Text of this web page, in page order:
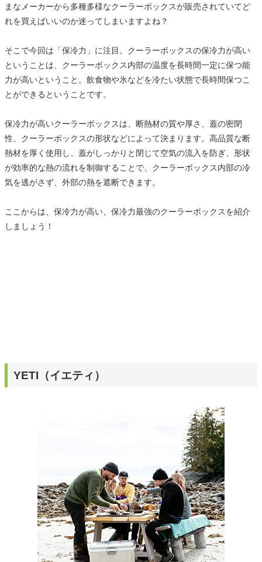
まなメーカーから多種多様なクーラーボックスが販売されていてど
れを買えばいいのか迷ってしまいますよね？
そこで今回は「保冷力」に注目。クーラーボックスの保冷力が高い
ということは、クーラーボックス内部の温度を長時間一定に保つ能
力が高いということ。飲食物や氷などを冷たい状態で長時間保つこ
とができるということです。
保冷力が高いクーラーボックスは、断熱材の質や厚さ、蓋の密閉
性、クーラーボックスの形状などによって決まります。高品質な断
熱材を厚く使用し、蓋がしっかりと閉じて空気の流入を防ぎ、形状
が効率的な熱の流れを制御することで、クーラーボックス内部の冷
気を逃がさず、外部の熱を遮断できます。
ここからは、保冷力が高い、保冷力最強のクーラーボックスを紹介
しましょう！
YETI（イエティ）